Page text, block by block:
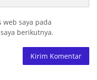
saya pada
berikutnya.